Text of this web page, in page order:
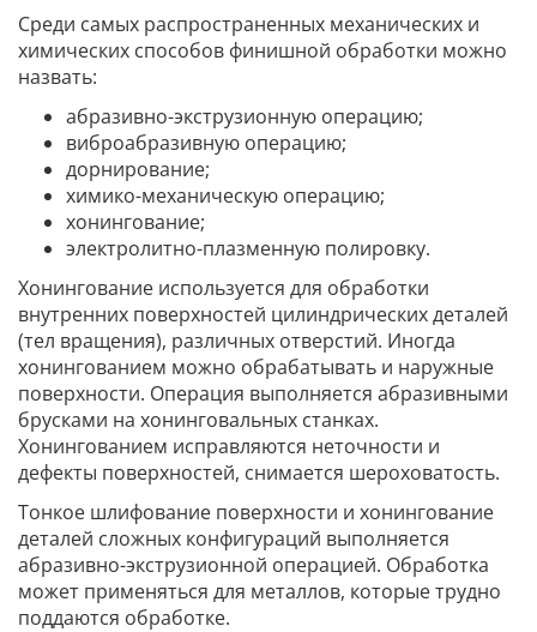
Среди самых распространенных механических и
химических способов финишной обработки можно
назвать:
абразивно-экструзионную операцию;
виброабразивную операцию;
дорнирование;
химико-механическую операцию;
хонингование;
электролитно-плазменную полировку.
Хонингование используется для обработки
внутренних поверхностей цилиндрических деталей
(тел вращения), различных отверстий. Иногда
хонингованием можно обрабатывать и наружные
поверхности. Операция выполняется абразивными
брусками на хонинговальных станках.
Хонингованием исправляются неточности и
дефекты поверхностей, снимается шероховатость.
Тонкое шлифование поверхности и хонингование
деталей сложных конфигураций выполняется
абразивно-экструзионной операцией. Обработка
может применяться для металлов, которые трудно
поддаются обработке.